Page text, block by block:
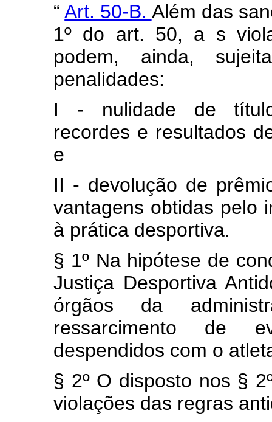
“Art. 50-B. Além das
1º do art. 50, a s
podem, ainda,
penalidades:
I - nulidade de
recordes e resultados
e
II - devolução de
vantagens obtidas pelo
à prática desportiva.
§ 1º Na hipótese de
Justiça Desportiva
órgãos da
ressarcimento de
despendidos com o
§ 2º O disposto nos §
violações das regras